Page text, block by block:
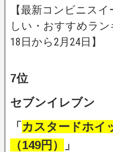
【最新コンビニス
しい・おすすめラン
18日から2月24日】
7位
セブンイレブン
「 カスタードホイ
（149円）
」